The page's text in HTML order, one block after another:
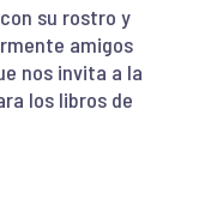
su rostro y
amigos
nos invita a la
los libros de